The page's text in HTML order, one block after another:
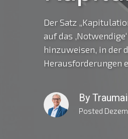
Der Satz
auf das
hinzuweisen, in der
Herausforderungen
By
Posted